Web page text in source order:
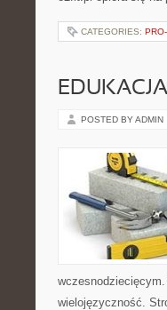
CATEGORIES:
POSTED BY ADMIN
wielojęzyczność.